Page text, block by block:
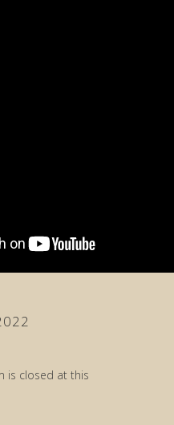
is closed at this